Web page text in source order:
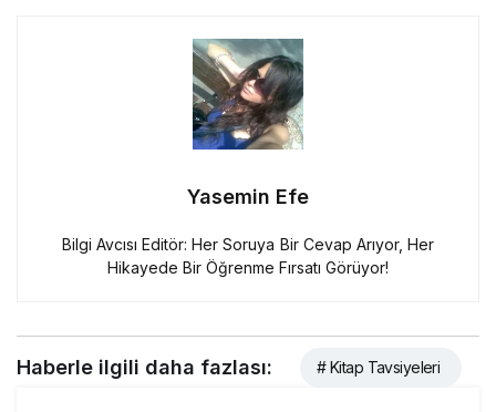
Yasemin Efe
Bilgi Avcısı Editör: Her Soruya Bir Cevap Arıyor, Her
Hikayede Bir Öğrenme Fırsatı Görüyor!
Haberle ilgili daha fazlası: # Kitap Tavsiyeleri